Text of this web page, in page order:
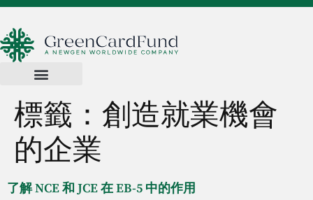
標籤： 創造就業機會
的企業
了解 NCE 和 JCE 在 EB-5 中的作用